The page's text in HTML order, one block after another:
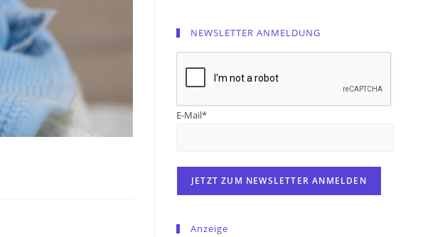
NEWSLETTER ANMELDUNG
E-Mail*
Anzeige